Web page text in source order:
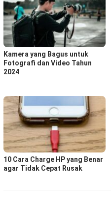
Kamera yang Bagus untuk
Fotografi dan Video Tahun
2024
10 Cara Charge HP yang Benar
agar Tidak Cepat Rusak